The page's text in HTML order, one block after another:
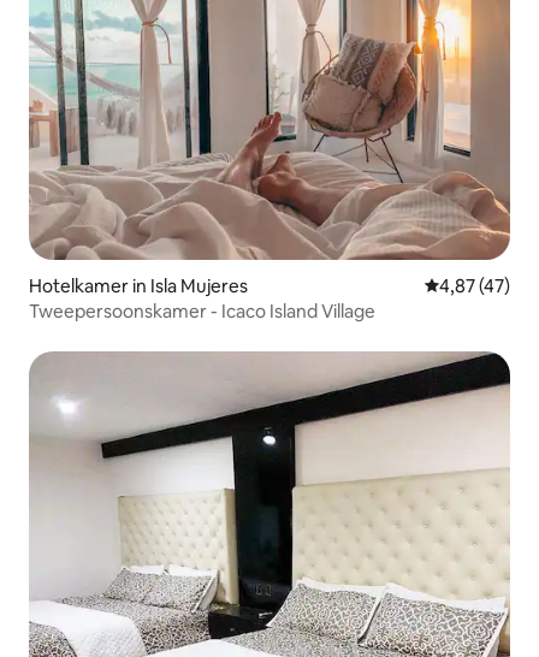
Hotelkamer in Isla Mujeres Gemiddelde
4,87 (47)
Tweepersoonskamer - Icaco Island Village